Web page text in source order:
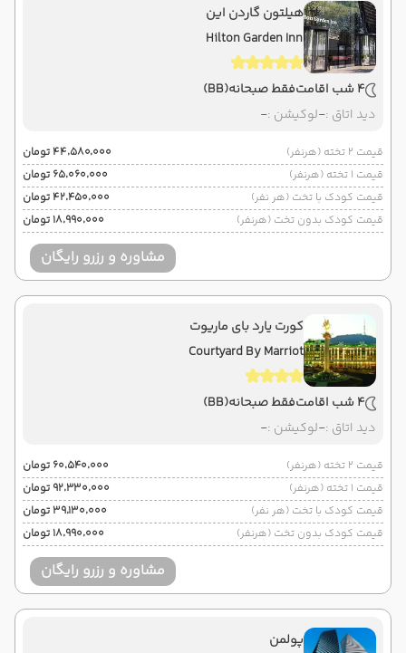
هیلتون گاردن این
Hilton Garden Inn
4 شب اقامت فقط صبحانه(BB)
دید اتاق :-لوکیشن :-
قیمت 2 تخته (هرنفر)
۴۴٬۵۸۰٬۰۰۰ تومان
قیمت 1 تخته (هرنفر)
۶۵٬۰۶۰٬۰۰۰ تومان
قیمت کودک با تخت (هر نفر)
۴۲٬۴۵۰٬۰۰۰ تومان
قیمت کودک بدون تخت (هرنفر)
۱۸٬۹۹۰٬۰۰۰ تومان
مشاوره و رزرو رایگان
کورت یارد بای ماریوت
Courtyard By Marriot
4 شب اقامت فقط صبحانه(BB)
دید اتاق :-لوکیشن :-
قیمت 2 تخته (هرنفر)
۶۰٬۵۴۰٬۰۰۰ تومان
قیمت 1 تخته (هرنفر)
۹۲٬۳۳۰٬۰۰۰ تومان
قیمت کودک با تخت (هر نفر)
۳۹٬۱۳۰٬۰۰۰ تومان
قیمت کودک بدون تخت (هرنفر)
۱۸٬۹۹۰٬۰۰۰ تومان
مشاوره و رزرو رایگان
پولمن